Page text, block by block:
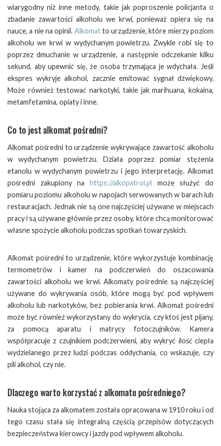
wiarygodny niż inne metody, takie jak poproszenie policjanta o
zbadanie zawartości alkoholu we krwi, ponieważ opiera się na
nauce, a nie na opinii. Alkomatto urządzenie, które mierzy poziom
alkoholu we krwi w wydychanym powietrzu. Zwykle robi się to
poprzez dmuchanie w urządzenie, a następnie odczekanie kilku
sekund, aby upewnić się, że osoba trzymająca je wdychała. Jeśli
ekspres wykryje alkohol, zacznie emitować sygnał dźwiękowy.
Może również testować narkotyki, takie jak marihuana, kokaina,
metamfetamina, opiaty i inne.
Co to jest alkomat pośredni?
Alkomat pośredni to urządzenie wykrywające zawartość alkoholu
w wydychanym powietrzu. Działa poprzez pomiar stężenia
etanolu w wydychanym powietrzu i jego interpretację. Alkomat
pośredni zakupiony na https://alkopatrol.pl może służyć do
pomiaru poziomu alkoholu w napojach serwowanych w barach lub
restauracjach. Jednak nie są one najczęściej używane w miejscach
pracy i są używane głównie przez osoby, które chcą monitorować
własne spożycie alkoholu podczas spotkań towarzyskich.
Alkomat pośredni to urządzenie, które wykorzystuje kombinację
termometrów i kamer na podczerwień do oszacowania
zawartości alkoholu we krwi. Alkomaty pośrednie są najczęściej
używane do wykrywania osób, które mogą być pod wpływem
alkoholu lub narkotyków, bez pobierania krwi. Alkomat pośredni
może być również wykorzystany do wykrycia, czy ktoś jest pijany,
za pomocą aparatu i matrycy fotoczujników. Kamera
współpracuje z czujnikiem podczerwieni, aby wykryć ilość ciepła
wydzielanego przez ludzi podczas oddychania, co wskazuje, czy
pili alkohol, czy nie.
Dlaczego warto korzystać z alkomatu pośredniego?
Nauka stojąca za alkomatem została opracowana w 1910 roku i od
tego czasu stała się integralną częścią przepisów dotyczących
bezpieczeństwa kierowcy i jazdy pod wpływem alkoholu.